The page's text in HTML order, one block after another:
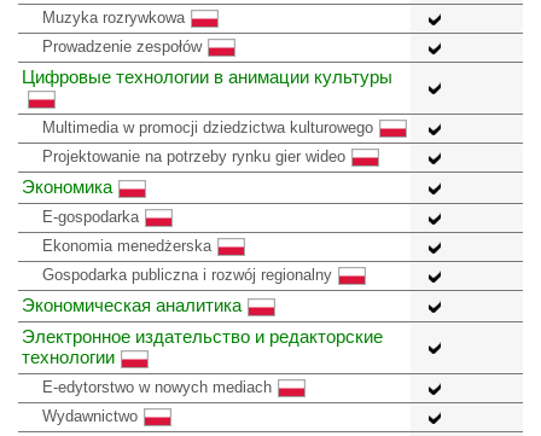
Muzyka rozrywkowa
Prowadzenie zespołów
Цифровые технологии в анимации культуры
Multimedia w promocji dziedzictwa kulturowego
Projektowanie na potrzeby rynku gier wideo
Экономика
E-gospodarka
Ekonomia menedżerska
Gospodarka publiczna i rozwój regionalny
Экономическая аналитика
Электронное издательство и редакторские
технологии
E-edytorstwo w nowych mediach
Wydawnictwo